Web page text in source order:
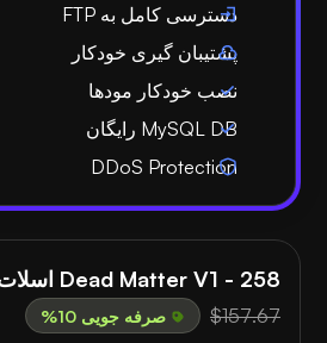
دسترسی کامل به FTP
پشتیبان گیری خودکار
نصب خودکار مودها
MySQL DB رایگان
DDoS Protection
Dead Matter V1 - 258 اسلات
$157.67 صرفه جویی 10%